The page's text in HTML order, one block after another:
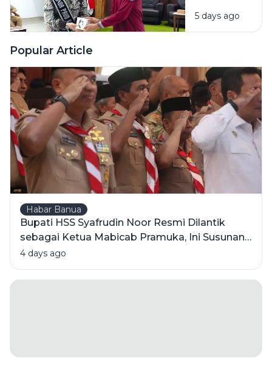
Tekankan
Diskriminasi
Pelajar
Terapkan
Anak
Hebat,
Bangun
Karakter
Sejak Dini
5 days ago
Popular Article
Habar Banua
Bupati HSS Syafrudin Noor Resmi Dilantik
sebagai Ketua Mabicab Pramuka, Ini Susunan
Pengurus 2025-2030
4 days ago